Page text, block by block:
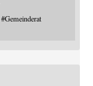
#Gemeinderat